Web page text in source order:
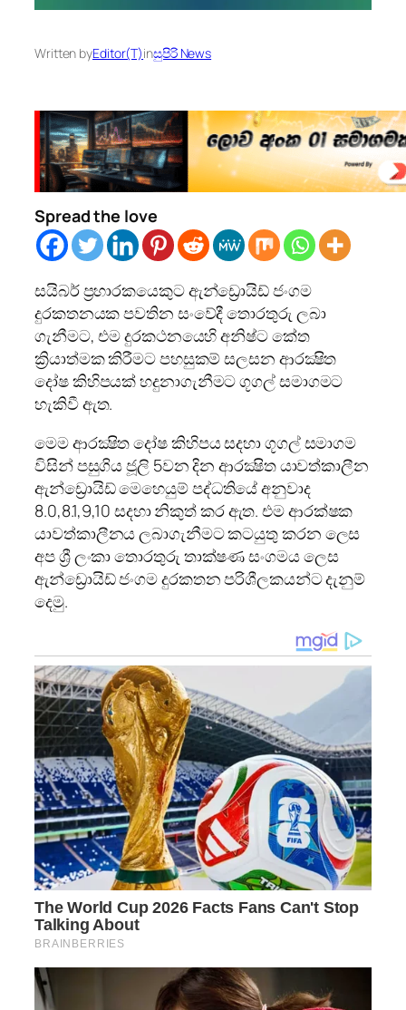
Written byEditor(T)inසුපිරි News
Spread the love
සයිබර් ප්‍රහාරකයෙකුට ඇන්ඩ්‍රොයිඩ් ජංගම
දුරකතනයක පවතින සංවේදී තොරතුරු ලබා
ගැනීමට, එම දුරකථනයෙහි අනිෂ්ට කේත
ක්‍රියාත්මක කිරීමට පහසුකම් සලසන ආරක්‍ෂිත
දෝෂ කිහිපයක් හදුනාගැනීමට ගූගල්‍ සමාගමට
හැකිවී ඇත.
මෙම ආරක්‍ෂිත දෝෂ කිහිපය සදහා ගූගල් සමාගම
විසින් පසුගිය ජූලි 5වන දින ආරක්‍ෂිත යාවත්කාලීන
ඇන්ඩ්‍රොයිඩ් මෙහෙයුම් පද්ධතියේ අනුවාද
8.0,8.1,9,10 සදහා නිකුත් කර ඇත. එම ආරක්ෂක
යාවත්කාලීනය ලබාගැනීමට කටයුතු කරන ලෙස
අප ශ්‍රී ලංකා තොරතුරු තාක්ෂණ සංගමය ලෙස
ඇන්ඩ්‍රොයිඩ් ජංගම දුරකතන පරිශීලකයන්ට දැනුම්
දෙමු.